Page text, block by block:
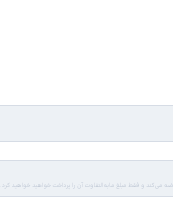
و فقط مبلغ مابه‌التفاوت آن را پرداخت خواهید خواهید کرد.